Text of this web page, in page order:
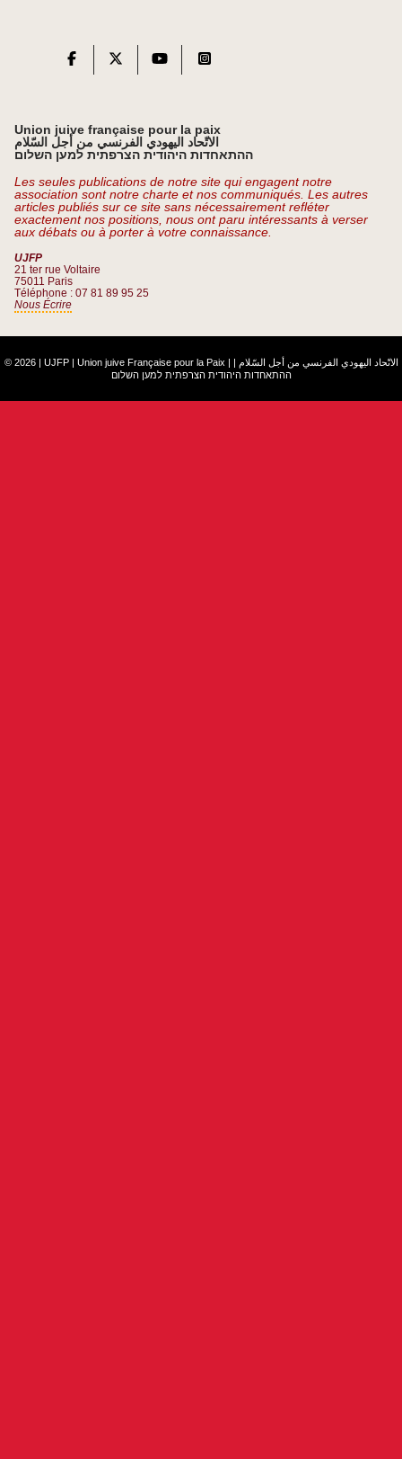
Union juive française pour la paix
الاتّحاد اليهودي الفرنسي من أجل السّلام
ההתאחדות היהודית הצרפתית למען השלום
Les seules publications de notre site qui engagent notre
association sont notre charte et nos communiqués. Les autres
articles publiés sur ce site sans nécessairement refléter
exactement nos positions, nous ont paru intéressants à verser
aux débats ou à porter à votre connaissance.
UJFP
21 ter rue Voltaire
75011 Paris
Téléphone : 07 81 89 95 25
Nous Écrire
© 2026 | UJFP | Union juive Française pour la Paix | الاتّحاد اليهودي الفرنسي من أجل السّلام |
ההתאחדות היהודית הצרפתית למען השלום